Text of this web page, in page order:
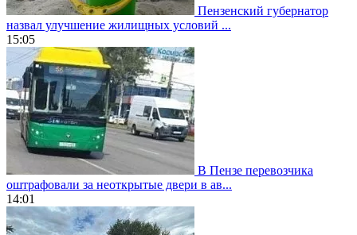
Пензенский губернатор
назвал улучшение жилищных условий ...
15:05
В Пензе перевозчика
оштрафовали за неоткрытые двери в ав...
14:01